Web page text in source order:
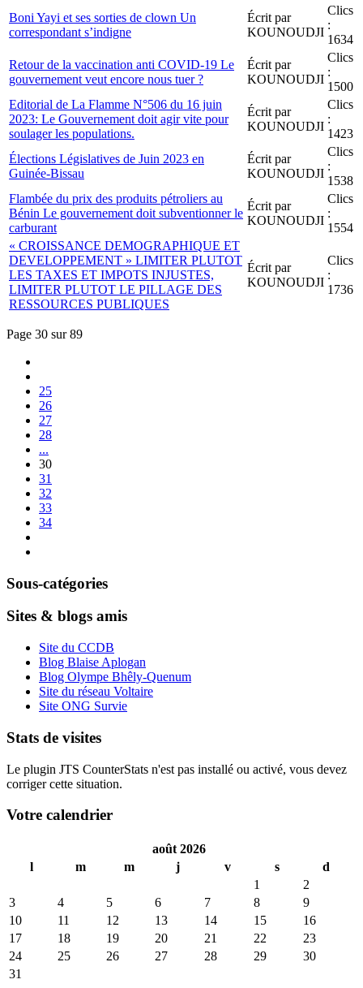
Boni Yayi et ses sorties de clown Un
correspondant s’indigne
Écrit par
KOUNOUDJI
Clics
:
1634
Retour de la vaccination anti COVID-19 Le
gouvernement veut encore nous tuer ?
Écrit par
KOUNOUDJI
Clics
:
1500
Editorial de La Flamme N°506 du 16 juin
2023: Le Gouvernement doit agir vite pour
soulager les populations.
Écrit par
KOUNOUDJI
Clics
:
1423
Élections Législatives de Juin 2023 en
Guinée-Bissau
Écrit par
KOUNOUDJI
Clics
:
1538
Flambée du prix des produits pétroliers au
Bénin Le gouvernement doit subventionner le
carburant
Écrit par
KOUNOUDJI
Clics
:
1554
« CROISSANCE DEMOGRAPHIQUE ET
DEVELOPPEMENT » LIMITER PLUTOT
LES TAXES ET IMPOTS INJUSTES,
LIMITER PLUTOT LE PILLAGE DES
RESSOURCES PUBLIQUES
Écrit par
KOUNOUDJI
Clics
:
1736
Page 30 sur 89
25
26
27
28
...
30
31
32
33
34
Sous-catégories
Sites & blogs amis
Site du CCDB
Blog Blaise Aplogan
Blog Olympe Bhêly-Quenum
Site du réseau Voltaire
Site ONG Survie
Stats de visites
Le plugin JTS CounterStats n'est pas installé ou activé, vous devez
corriger cette situation.
Votre calendrier
août 2026
l
m m j v s
d
1
2
3
4 5 6 7 8
9
10
11 12 13 14 15
16
17
18 19 20 21 22
23
24
25 26 27 28 29
30
31